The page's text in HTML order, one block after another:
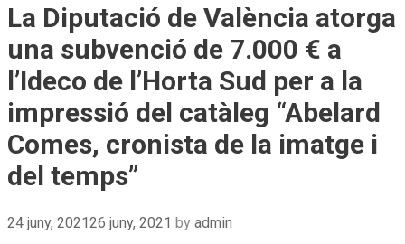
La Diputació de València atorga
una subvenció de 7.000 € a
l’Ideco de l’Horta Sud per a la
impressió del catàleg “Abelard
Comes, cronista de la imatge i
del temps”
24 juny, 202126 juny, 2021 by admin